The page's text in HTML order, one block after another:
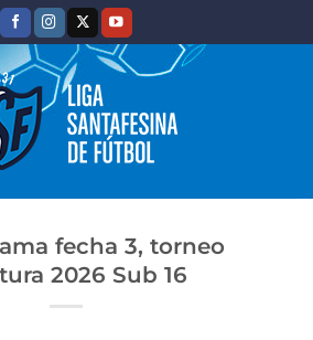
fecha 3, torneo
2026 Sub 16